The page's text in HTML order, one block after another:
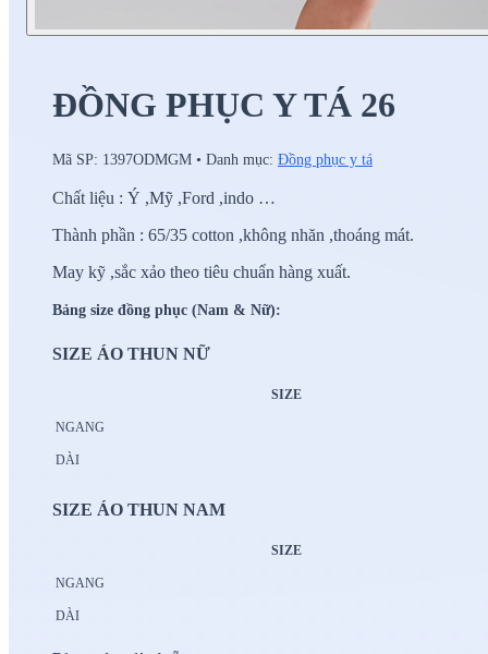
ĐỒNG PHỤC Y TÁ 26
Mã SP: 1397ODMGM • Danh mục: Đồng phục y tá
Chất liệu : Ý ,Mỹ ,Ford ,indo …
Thành phần : 65/35 cotton ,không nhăn ,thoáng mát.
May kỹ ,sắc xảo theo tiêu chuẩn hàng xuất.
Bảng size đồng phục (Nam & Nữ):
SIZE ÁO THUN NỮ
SIZE
NGANG
DÀI
SIZE ÁO THUN NAM
SIZE
NGANG
DÀI